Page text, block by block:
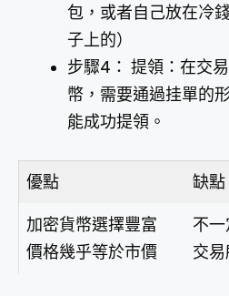
包，或者自己放在冷
子上的）
步驟4： 提領：在交
幣，需要通過挂單的
能成功提領。
優點 缺點
加密貨幣選擇豐富
價格幾乎等於市價
不
交